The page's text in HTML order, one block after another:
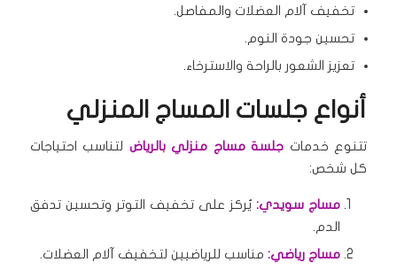
تخفيف آلام العضلات والمفاصل.
تحسين جودة النوم.
تعزيز الشعور بالراحة والاسترخاء.
أنواع جلسات المساج المنزلي
تتنوع خدمات جلسة مساج منزلي بالرياض لتناسب احتياجات
كل شخص:
مساج سويدي:يُركز على تخفيف التوتر وتحسين تدفق
الدم.
مساج رياضي:مناسب للرياضيين لتخفيف آلام العضلات.